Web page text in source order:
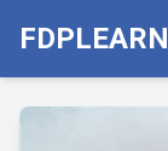
FDPLEARN